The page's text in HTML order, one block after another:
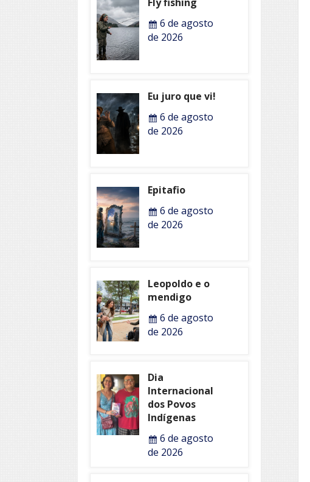
6 de agosto
de 2026
Eu juro que vi!
6 de agosto
de 2026
Epitafio
6 de agosto
de 2026
Leopoldo e o
mendigo
6 de agosto
de 2026
Dia
Internacional
dos Povos
Indígenas
6 de agosto
de 2026